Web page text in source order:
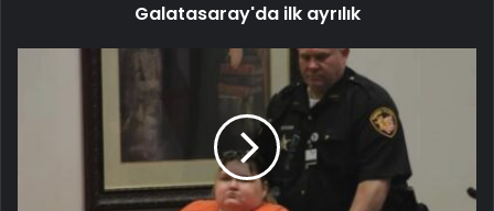
Galatasaray'da ilk ayrılık